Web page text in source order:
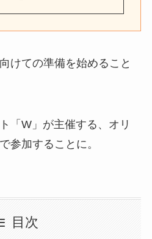
けての準備を始めること
「W」が主催する、オリ
参加することに。
目次